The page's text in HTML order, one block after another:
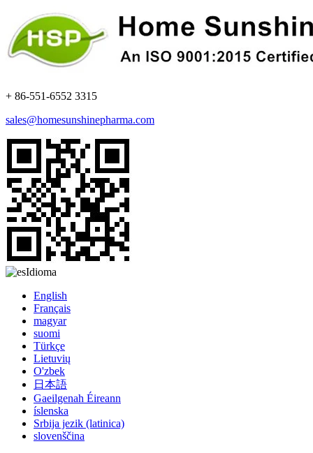
+ 86-551-6552 3315
sales@homesunshinepharma.com
Idioma
English
Français
magyar
suomi
Türkçe
Lietuvių
O'zbek
日本語
Gaeilgenah Éireann
íslenska
Srbija jezik (latinica)
slovenščina